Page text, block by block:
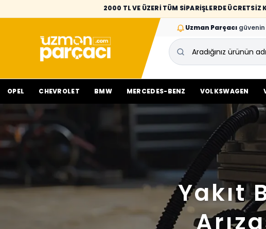
2000 TL VE ÜZERİ TÜM SİPARİŞLERDE
Uzman Parçacı
OPEL CHEVROLET BMW MERCEDES-BENZ VOLKSWAGEN
Yakıt